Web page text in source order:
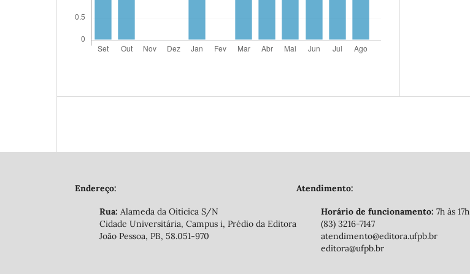
Endereço:
Rua: Alameda da Oiticica S/N
Cidade Universitária, Campus i, Prédio da Editora
João Pessoa, PB, 58.051-970
Atendimento:
Horário de funcionamento: 7h às 17h
(83) 3216-7147
atendimento@editora.ufpb.br
editora@ufpb.br